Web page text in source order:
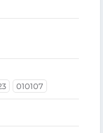
010107